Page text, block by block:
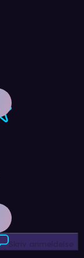
Skriv anmeldelse